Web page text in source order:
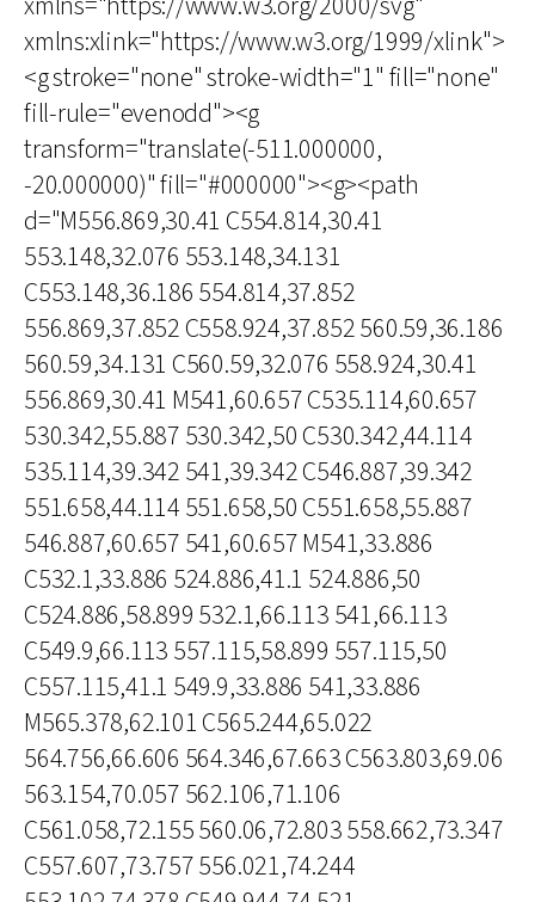
xmlns:xlink="https://www.w3.org/1999/xlink">
<g stroke="none" stroke-width="1" fill="none"
fill-rule="evenodd"><g
transform="translate(-511.000000,
-20.000000)" fill="#000000"><g><path
d="M556.869,30.41 C554.814,30.41
553.148,32.076 553.148,34.131
C553.148,36.186 554.814,37.852
556.869,37.852 C558.924,37.852 560.59,36.186
560.59,34.131 C560.59,32.076 558.924,30.41
556.869,30.41 M541,60.657 C535.114,60.657
530.342,55.887 530.342,50 C530.342,44.114
535.114,39.342 541,39.342 C546.887,39.342
551.658,44.114 551.658,50 C551.658,55.887
546.887,60.657 541,60.657 M541,33.886
C532.1,33.886 524.886,41.1 524.886,50
C524.886,58.899 532.1,66.113 541,66.113
C549.9,66.113 557.115,58.899 557.115,50
C557.115,41.1 549.9,33.886 541,33.886
M565.378,62.101 C565.244,65.022
564.756,66.606 564.346,67.663 C563.803,69.06
563.154,70.057 562.106,71.106
C561.058,72.155 560.06,72.803 558.662,73.347
C557.607,73.757 556.021,74.244